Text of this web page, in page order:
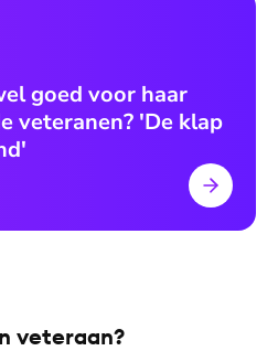
goed voor haar
veteranen? 'De klap
veteraan?